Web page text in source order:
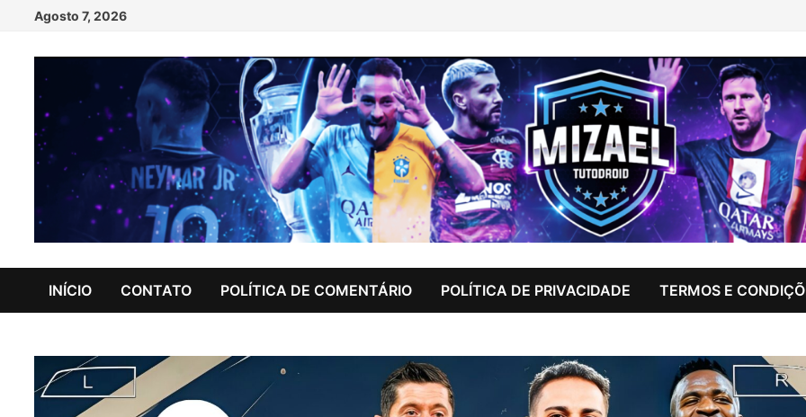
content
Agosto 7, 2026
INÍCIO CONTATO POLÍTICA DE COMENTÁRIO POLÍTICA DE PRIVACIDADE TERMOS E